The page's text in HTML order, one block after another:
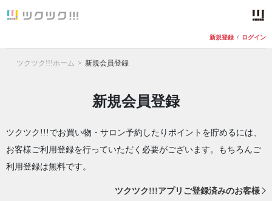
新規登録 / ログイン
ツクツク!!!ホーム 新規会員登録
新規会員登録
ツクツク!!!でお買い物・サロン予約したりポイントを貯めるには、
お客様ご利用登録を行っていただく必要がございます。もちろんご
利用登録は無料です。
ツクツク!!!アプリご登録済みのお客様